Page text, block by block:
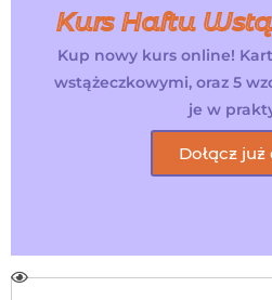
Kurs Haftu
Kup nowy kurs online!
wstążeczkowymi, oraz 5
je w
Dołącz już